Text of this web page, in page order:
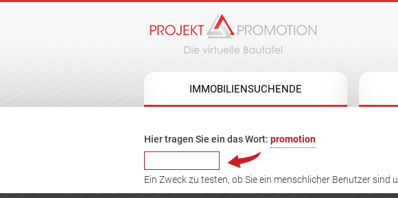
IMMOBILIENSUCHENDE
Hier tragen Sie ein das Wort: promotion
Ein Zweck zu testen, ob Sie ein menschlicher Benutzer